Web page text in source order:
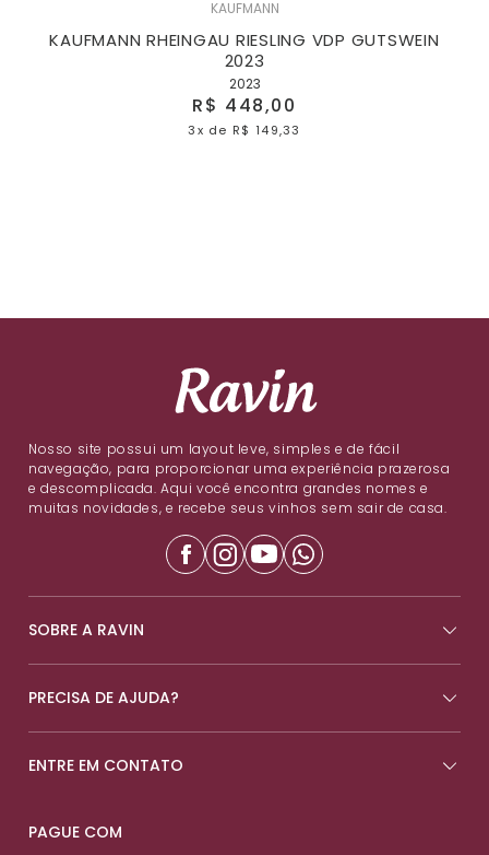
KAUFMANN
KAUFMANN RHEINGAU RIESLING VDP GUTSWEIN
2023
2023
R$ 448,00
3x de R$ 149,33
Nosso site possui um layout leve, simples e de fácil
navegação, para proporcionar uma experiência prazerosa
e descomplicada. Aqui você encontra grandes nomes e
muitas novidades, e recebe seus vinhos sem sair de casa.
SOBRE A RAVIN
PRECISA DE AJUDA?
ENTRE EM CONTATO
PAGUE COM